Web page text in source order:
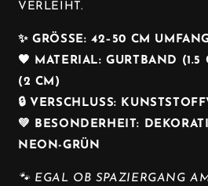
VERLEIHT.
✨ GRÖSSE: 42–50 CM
🖤 MATERIAL: GURTBAND
(2 CM)
🔒 VERSCHLUSS:
💚 BESONDERHEIT:
NEON-GRÜN
🐾 EGAL OB SPAZIERGANG